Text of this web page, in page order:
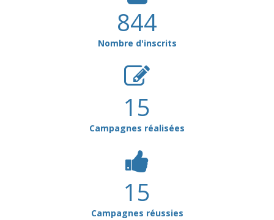
844
Nombre d'inscrits
15
Campagnes réalisées
15
Campagnes réussies